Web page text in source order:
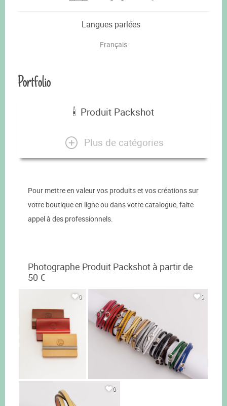
Langues parlées
Français
Portfolio
Produit Packshot
Plus de catégories
Pour mettre en valeur vos produits et vos créations sur
votre boutique en ligne ou dans votre catalogue, faite
appel à des professionnels.
Photographe Produit Packshot à partir de
50 €
0 0
0